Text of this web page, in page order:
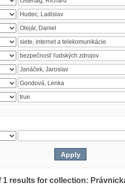
1 results for collection: